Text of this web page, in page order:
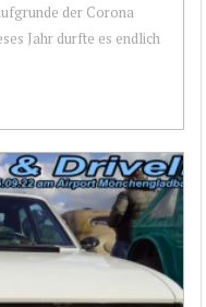
der Corona
Jahr durfte es endlich